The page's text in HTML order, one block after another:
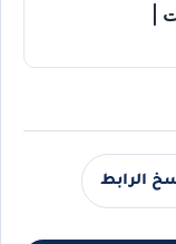
|
الرابط